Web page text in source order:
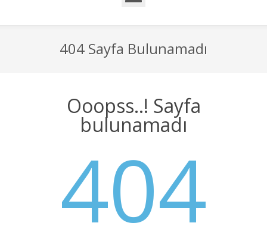
404 Sayfa Bulunamadı
Ooopss..! Sayfa
bulunamadı
404